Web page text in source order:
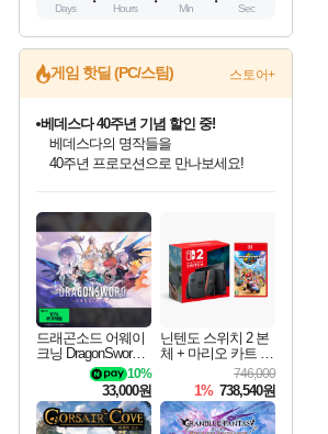
Days Hours Min Sec
게임 핫딜 (PC/스팀) 스토어+
최대 90% 할인가를 만나보세요!
네이버혜택과 함께 만나보세요!
50%할인&추가 적립까지!
이니&베니 혜택까지!
네이버 혜택가와 함께 예약하세요!
할인&네이버혜택으로 만나보세요!
네이버페이 혜택과 만나보세요!
베데스다 40주년 기념 할인 중!
베데스다의 명작들을
40주년 프로모션으로 만나보세요!
네이버 포인트 혜택까지!
할인가에 만나보세요!
일부 에디션 상시 할인!
혜택으로 예약 판매 중
편안하게 충전하세요
드래곤소드 어웨이
크닝 DragonSword A
10%
33,000원
닌텐도 스위치 2 본
체 + 마리오 카트 월
746,000
1% 738,540원